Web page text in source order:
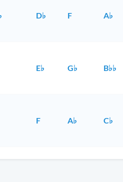
D♭ F A♭
E♭ G♭ B♭♭
F A♭ C♭